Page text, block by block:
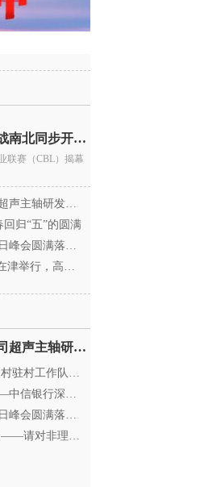
中国台球俱乐部职业联赛揭幕战南北同步开杆 首届CBL
联赛（CBL）揭幕
研发和生产项
归“五”的圆满
满落幕，携手
，高蛋白产业
迈菲超声装备（江西）有限公司超声主轴研发和生产项
队与村委心系
深圳分行养老
满落幕，携手
非理性购彩说“